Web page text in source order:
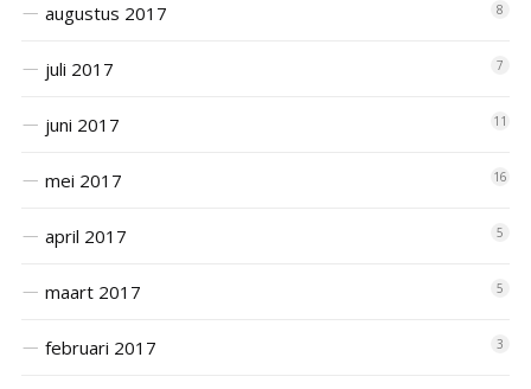
augustus 2017 8
juli 2017 7
juni 2017 11
mei 2017 16
april 2017 5
maart 2017 5
februari 2017 3